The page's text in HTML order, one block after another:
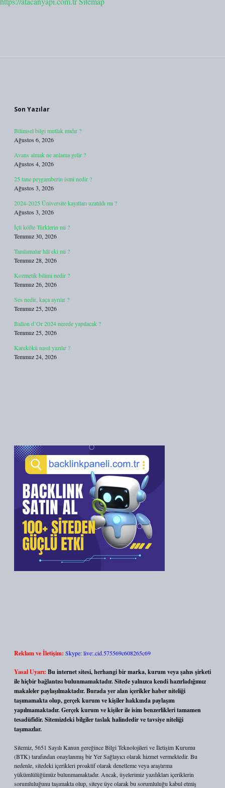
Son Yazılar
Bilimsel bilgi mutlak mıdır ?
Ağustos 6, 2026
Avans almak ne anlama gelir ?
Ağustos 4, 2026
25 tane peygamberin ismi nedir ?
Ağustos 3, 2026
2024-2025 Üniversite kayıtları uzatıldı mı ?
Ağustos 3, 2026
İçli köfte Türklerin mi ?
Temmuz 30, 2026
Tamlamalar hâl eki mi ?
Temmuz 28, 2026
Kozmetik bilimi nedir ?
Temmuz 26, 2026
Ses nedir, kaça ayrılır ?
Temmuz 25, 2026
Ballon d’Or 2024 nerede yapılacak ?
Temmuz 25, 2026
Karekökü nasıl yazılır ?
Temmuz 24, 2026
Reklam ve İletişim: Skype: live:.cid.575569c608265c69
Yasal Uyarı: Bu internet sitesi, herhangi bir marka, kurum veya şahıs şirketi
ile hiçbir bağlantısı bulunmamaktadır. Sitede yalnızca kendi hazırladığımız
makaleler paylaşılmaktadır. Burada yer alan içerikler haber niteliği
taşımamakta olup, gerçek kurum ve kişiler hakkında paylaşım
yapılmamaktadır. Gerçek kurum ve kişiler ile isim benzerlikleri tamamen
tesadüfidir. Sitemizdeki bilgiler taslak halindedir ve tavsiye niteliği
taşımazlar.
Sitemiz, 5651 Sayılı Kanun gereğince Bilgi Teknolojileri ve İletişim Kurumu
(BTK) tarafından onaylanmış bir Yer Sağlayıcı olarak hizmet vermektedir. Bu
nedenle, sitedeki içerikleri proaktif olarak denetleme veya araştırma
yükümlülüğümüz bulunmamaktadır. Ancak, üyelerimiz yazdıkları içeriklerin
sorumluluğunu taşımakta olup, siteye üye olarak bu sorumluluğu kabul etmiş